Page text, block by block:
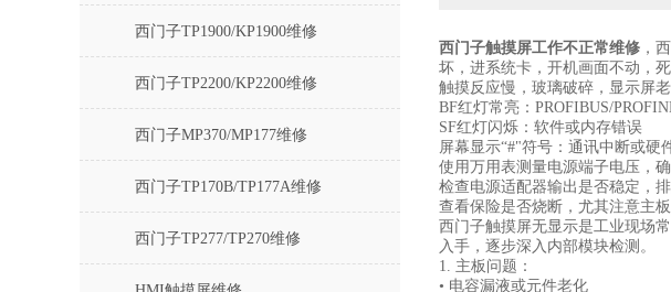
西门子TP1900/KP1900维修
西门子TP2200/KP2200维修
西门子MP370/MP177维修
西门子TP170B/TP177A维修
西门子TP277/TP270维修
西门子触摸屏工作不正常维修 ，
坏，进系统卡，开机画面不动，
触摸反应慢，玻璃破碎，显示屏老
BF红灯常亮‌：PROFIBUS/
SF红灯闪烁‌：软件或内存错误
屏幕显示“#"符号‌：通讯中断或硬
使用万用表测量电源端子电压，
检查电源适配器输出是否稳定，
查看保险是否烧断，尤其注意主
西门子触摸屏无显示是工业现场
入手，逐步深入内部模块检测。
1. 主板问题：
• 电容漏液或元件老化